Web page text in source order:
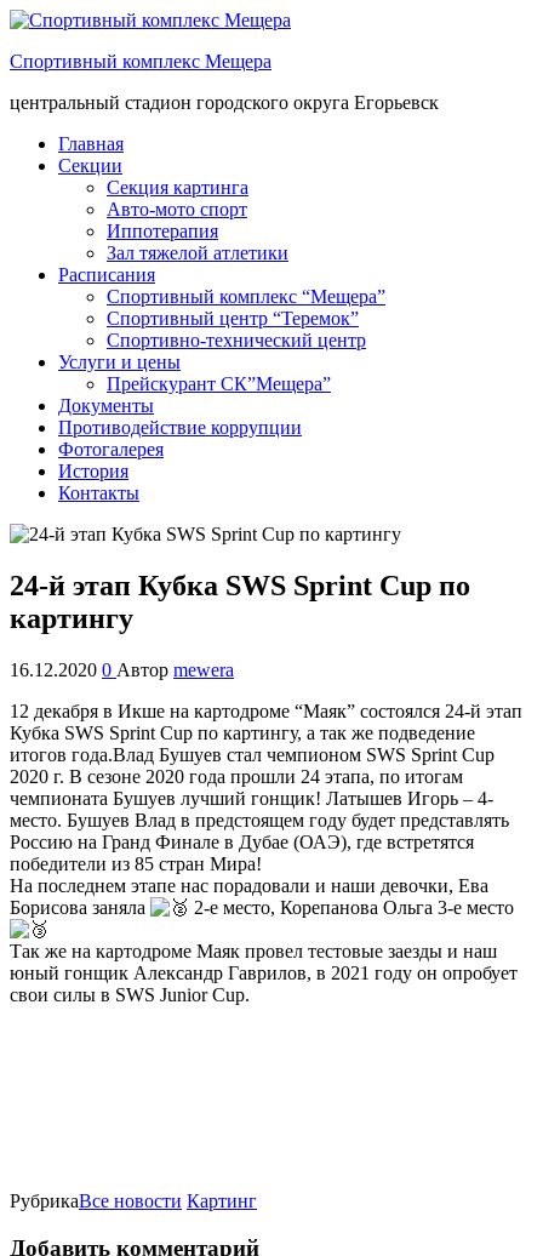
Спортивный комплекс Мещера
центральный стадион городского округа Егорьевск
Главная
Секции
Секция картинга
Авто-мото спорт
Иппотерапия
Зал тяжелой атлетики
Расписания
Спортивный комплекс “Мещера”
Спортивный центр “Теремок”
Спортивно-технический центр
Услуги и цены
Прейскурант СК”Мещера”
Документы
Противодействие коррупции
Фотогалерея
История
Контакты
24-й этап Кубка SWS Sprint Cup по
картингу
16.12.2020 0 Автор mewera
12 декабря в Икше на картодроме “Маяк” состоялся 24-й этап
Кубка SWS Sprint Cup по картингу, а так же подведение
итогов года.Влад Бушуев стал чемпионом SWS Sprint Cup
2020 г. В сезоне 2020 года прошли 24 этапа, по итогам
чемпионата Бушуев лучший гонщик! Латышев Игорь – 4-
место. Бушуев Влад в предстоящем году будет представлять
Россию на Гранд Финале в Дубае (ОАЭ), где встретятся
победители из 85 стран Мира!
На последнем этапе нас порадовали и наши девочки, Ева
Борисова заняла
2-е место, Корепанова Ольга 3-е место
Так же на картодроме Маяк провел тестовые заезды и наш
юный гонщик Александр Гаврилов, в 2021 году он опробует
свои силы в SWS Junior Cup.
РубрикаВсе новости Картинг
Добавить комментарий